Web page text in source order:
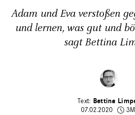
Adam und Eva verstoßen
und lernen, was gut und
sagt Bettina
Bettina
07.02.2020